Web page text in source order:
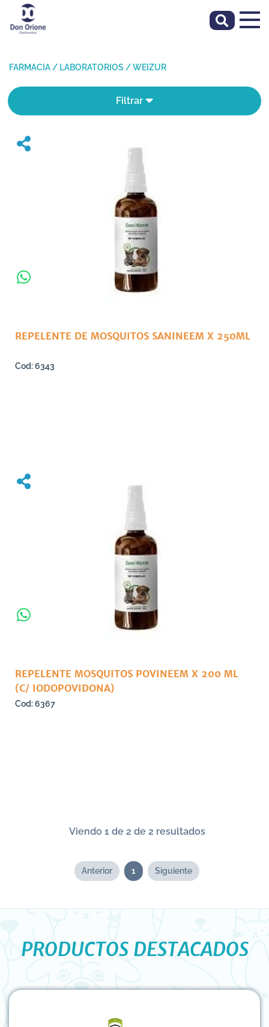
FARMACIA / LABORATORIOS /WEIZUR
Filtrar
REPELENTE DE MOSQUITOS SANINEEM X 250ML
6343
REPELENTE MOSQUITOS POVINEEM X 200 ML
(C/ IODOPOVIDONA)
6367
Viendo 1 de 2 de 2 resultados
Anterior 1 Siguiente
PRODUCTOS DESTACADOS